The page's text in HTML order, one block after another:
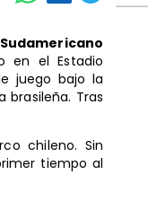
Sudamericano
en el Estadio
juego bajo la
Tras
chileno. Sin
tiempo al